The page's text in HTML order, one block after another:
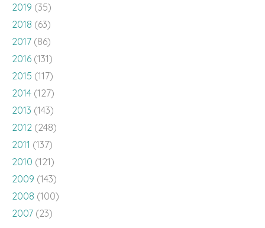
2019 (35)
2018 (63)
2017 (86)
2016 (131)
2015 (117)
2014 (127)
2013 (143)
2012 (248)
2011 (137)
2010 (121)
2009 (143)
2008 (100)
2007 (23)